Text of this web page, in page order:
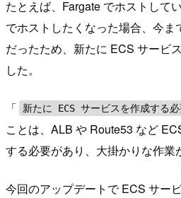
たとえば、Fargate でホストして
でホストしたくなった場合、今ま
だったため、新たに ECS サービ
した。
「 新たに ECS サービスを作成する必
ことは、ALB や Route53 など
する必要があり、大掛かりな作業
今回のアップデートで ECS サー